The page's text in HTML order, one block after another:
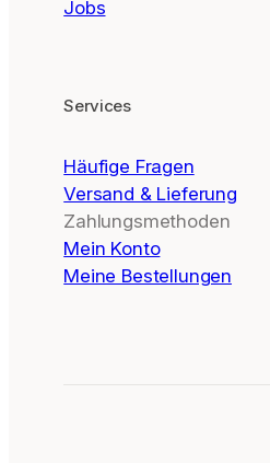
Jobs
Services
Häufige Fragen
Versand & Lieferung
Zahlungsmethoden
Mein Konto
Meine Bestellungen